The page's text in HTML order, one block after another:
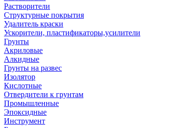
Растворители
Структурные покрытия
Удалитель краски
Ускорители, пластификаторы,усилители
Грунты
Акриловые
Алкидные
Грунты на развес
Изолятор
Кислотные
Отвердители к грунтам
Промышленные
Эпоксидные
Инструмент